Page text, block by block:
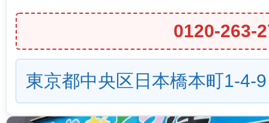
0120-263-
東京都中央区日本橋本町1-4-9